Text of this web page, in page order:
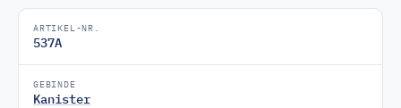
ARTIKEL-NR.
537A
GEBINDE
Kanister